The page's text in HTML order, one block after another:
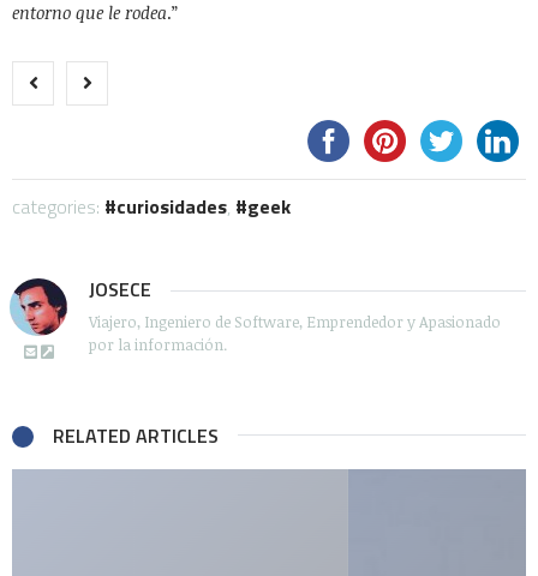
entorno que le rodea.”
categories: curiosidades, geek
JOSECE
Viajero, Ingeniero de Software, Emprendedor y Apasionado
por la información.
RELATED ARTICLES